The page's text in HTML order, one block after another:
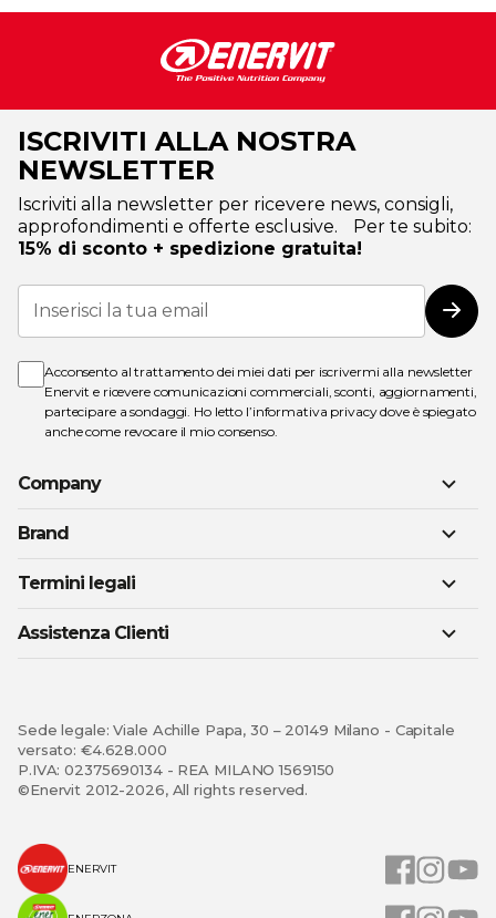
ISCRIVITI ALLA NOSTRA
NEWSLETTER
Iscriviti alla newsletter per ricevere news, consigli,
approfondimenti e offerte esclusive. Per te subito:
15% di sconto + spedizione gratuita!
Iscriviti
alla
nostra
Acconsento al trattamento dei miei dati per iscrivermi alla newsletter
Enervit e ricevere comunicazioni commerciali, sconti, aggiornamenti,
partecipare a sondaggi. Ho letto l’informativa privacydove è spiegato
anche come revocare il mio consenso.
Company
Brand
Termini legali
Assistenza Clienti
Sede legale: Viale Achille Papa, 30 – 20149 Milano - Capitale
versato: €4.628.000
P.IVA: 02375690134 - REA MILANO 1569150
©Enervit 2012-2026, All rights reserved.
ENERVIT